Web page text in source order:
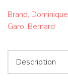
Brand, Dominique
Garo, Bernard
Description